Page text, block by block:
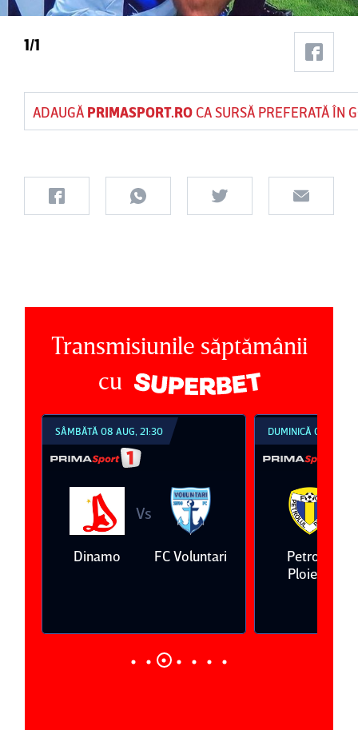
1/1
ADAUGĂ PRIMASPORT.ROCA SURSĂ PREFERATĂ ÎN
Transmisiunile săptămânii
cu
SÂMBĂTĂ 08 AUG, 21:30
Dinamo
Vs
FC Voluntari
DUMINICĂ 09 AUG,
Petrolul
Ploieşti